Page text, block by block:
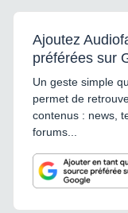
Ajoutez
préférées sur
Un geste simple
permet de
contenus : news,
forums...